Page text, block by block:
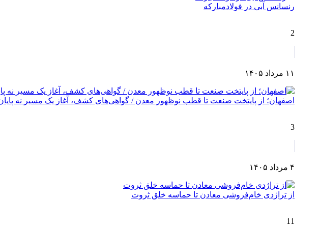
رنسانس آبی در فولادمبارکه
2
۱۱ مرداد ۱۴۰۵
اصفهان؛ از پایتخت صنعت تا قطب نوظهور معدن / گواهی‌های کشف، آغاز یک مسیر نه
3
۴ مرداد ۱۴۰۵
از تراژدی خام‌فروشی معادن تا حماسه خلق ثروت
11